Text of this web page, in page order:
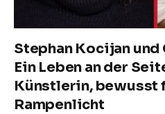
Stephan Kocijan und
Ein Leben an der
Künstlerin, bewusst
Rampenlicht